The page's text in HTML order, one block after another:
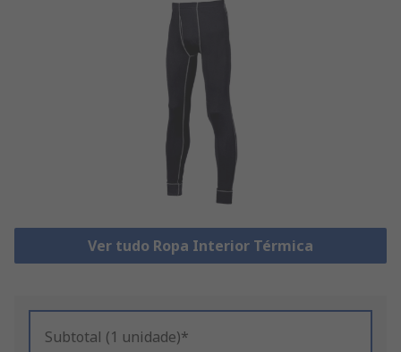
Ver tudo Ropa Interior Térmica
Subtotal (1 unidade)*